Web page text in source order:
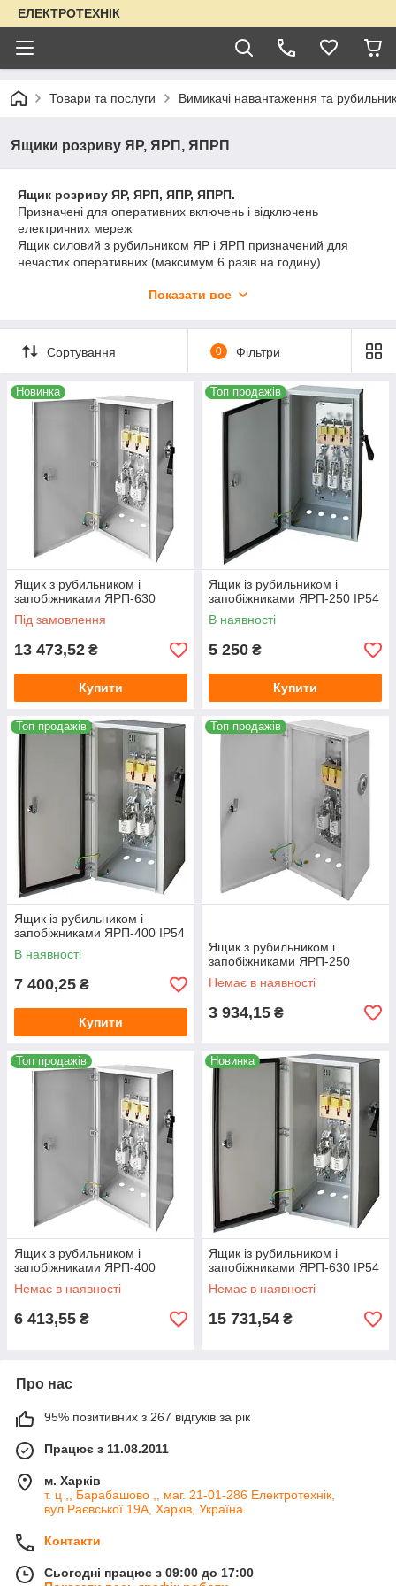
ЕЛЕКТРОТЕХНІК
Товари та послуги Вимикачі навантаження та
Ящики розриву ЯР, ЯРП, ЯПРП
Ящик розриву ЯР, ЯРП, ЯПР, ЯПРП.
Призначені для оперативних включень і відключень
електричних мереж
Ящик силовий з рубильником ЯР і ЯРП призначений для
нечастих оперативних (максимум 6 разів на годину)
змінного струму частотою 50 Гц з глухозаземленою
перемикань між основним і резервним вводами в ланцюгах з
напругою 220 і 380 Вольт трифазного змінного струму
частотою 50 Гц з глухозаземленою нейтраллю.
Ящики силові ЯРП і ЯПРП призначені для протекції відходять
електричних ліній від перевантажень і струмів короткого
замикання.
Показати все
Сортування 0 Фільтри
Новинка
Ящик з рубильником і
запобіжниками ЯРП-630
Під замовлення
13 473,52 ₴
Купити
Топ продажів
Ящик із рубильником і
запобіжниками ЯРП-250 IP54
В наявності
5 250 ₴
Купити
Топ продажів
Ящик із рубильником і
запобіжниками ЯРП-400 IP54
В наявності
7 400,25 ₴
Купити
Топ продажів
Ящик з рубильником і
запобіжниками ЯРП-250
Немає в наявності
3 934,15 ₴
Топ продажів
Ящик з рубильником і
запобіжниками ЯРП-400
Немає в наявності
6 413,55 ₴
Новинка
Ящик із рубильником і
запобіжниками ЯРП-630 IP54
Немає в наявності
15 731,54 ₴
Про нас
95% позитивних з 267 відгуків за рік
Працює з 11.08.2011
м. Харків
т. ц ,, Барабашово ,, маг. 21-01-286 Електротехнік,
вул.Раєвської 19А, Харків, Україна
Контакти
Сьогодні працює з 09:00 до 17:00